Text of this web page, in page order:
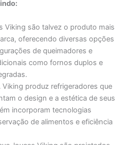
Viking são talvez o produto mais
oferecendo diversas opções
de queimadores e
como fornos duplos e
Viking produz refrigeradores que
o design e a estética de seus
incorporam tecnologias
de alimentos e eficiência